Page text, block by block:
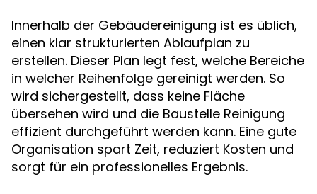
Innerhalb der Gebäudereinigung ist es üblich,
einen klar strukturierten Ablaufplan zu
erstellen. Dieser Plan legt fest, welche Bereiche
in welcher Reihenfolge gereinigt werden. So
wird sichergestellt, dass keine Fläche
übersehen wird und die Baustelle Reinigung
effizient durchgeführt werden kann. Eine gute
Organisation spart Zeit, reduziert Kosten und
sorgt für ein professionelles Ergebnis.